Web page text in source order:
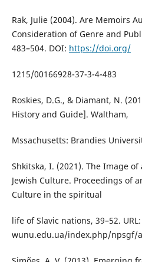
Rak, Julie (2004). Are Memoirs
Consideration of Genre and
483–504. DOI: https://doi.org/
1215/00166928-37-3-4-483
Roskies, D.G., & Diamant, N.
History and Guide]. Waltham,
Mssachusetts: Brandies
Shkitska, I. (2021). The Image
Jewish Culture. Proceedings of
Culture in the spiritual
life of Slavic nations, 39–52.
wunu.edu.ua/index.php/npsgf/